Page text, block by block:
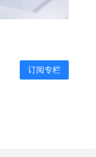
订阅专栏